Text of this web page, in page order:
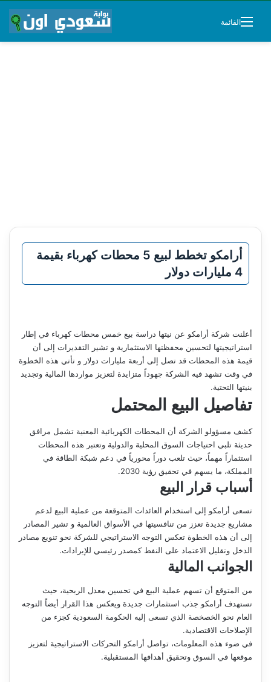
القائمة
أرامكو تخطط لبيع 5 محطات كهرباء بقيمة
4 مليارات دولار
أعلنت شركة أرامكو عن نيتها دراسة بيع خمس محطات كهرباء في إطار
استراتيجيتها لتحسين محفظتها الاستثمارية و تشير التقديرات إلى أن
قيمة هذه المحطات قد تصل إلى أربعة مليارات دولار و تأتي هذه الخطوة
في وقت تشهد فيه الشركة جهوداً متزايدة لتعزيز مواردها المالية وتجديد
بنيتها التحتية.
تفاصيل البيع المحتمل
كشف مسؤولو الشركة أن المحطات الكهربائية المعنية تشمل مرافق
حديثة تلبي احتياجات السوق المحلية والدولية وتعتبر هذه المحطات
استثماراً مهماً، حيث تلعب دوراً محورياً في دعم شبكة الطاقة في
المملكة، ما يسهم في تحقيق رؤية 2030.
أسباب قرار البيع
تسعى أرامكو إلى استخدام العائدات المتوقعة من عملية البيع لدعم
مشاريع جديدة تعزز من تنافسيتها في الأسواق العالمية و تشير المصادر
إلى أن هذه الخطوة تعكس التوجه الاستراتيجي للشركة نحو تنويع مصادر
الدخل وتقليل الاعتماد على النفط كمصدر رئيسي للإيرادات.
الجوانب المالية
من المتوقع أن تسهم عملية البيع في تحسين معدل الربحية، حيث
تستهدف أرامكو جذب استثمارات جديدة ويعكس هذا القرار أيضاً التوجه
العام نحو الخصخصة الذي تسعى إليه الحكومة السعودية كجزء من
الإصلاحات الاقتصادية.
في ضوء هذه المعلومات، تواصل أرامكو التحركات الاستراتيجية لتعزيز
موقعها في السوق وتحقيق أهدافها المستقبلية.